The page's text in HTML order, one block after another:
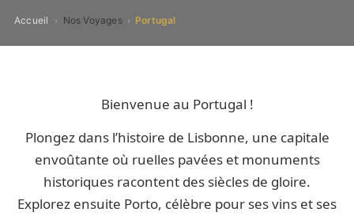
Accueil › Nos Voyages › Portugal
Bienvenue au Portugal !
Plongez dans l’histoire de Lisbonne, une capitale
envoûtante où ruelles pavées et monuments
historiques racontent des siècles de gloire.
Explorez ensuite Porto, célèbre pour ses vins et ses